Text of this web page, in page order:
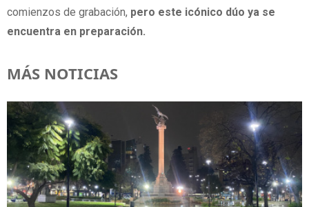
comienzos de grabación, pero este icónico dúo ya se
encuentra en preparación.
MÁS NOTICIAS